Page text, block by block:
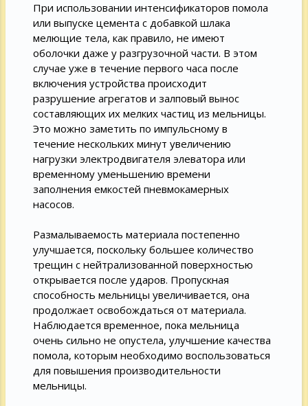
При использовании интенсификаторов помола
или выпуске цемента с добавкой шлака
мелющие тела, как правило, не имеют
оболочки даже у разгрузочной части. В этом
случае уже в течение первого часа после
включения устройства происходит
разрушение агрегатов и залповый вынос
составляющих их мелких частиц из мельницы.
Это можно заметить по импульсному в
течение нескольких минут увеличению
нагрузки электродвигателя элеватора или
временному уменьшению времени
заполнения емкостей пневмокамерных
насосов.
Размалываемость материала постепенно
улучшается, поскольку большее количество
трещин с нейтрализованной поверхностью
открывается после ударов. Пропускная
способность мельницы увеличивается, она
продолжает освобождаться от материала.
Наблюдается временное, пока мельница
очень сильно не опустела, улучшение качества
помола, которым необходимо воспользоваться
для повышения производительности
мельницы.